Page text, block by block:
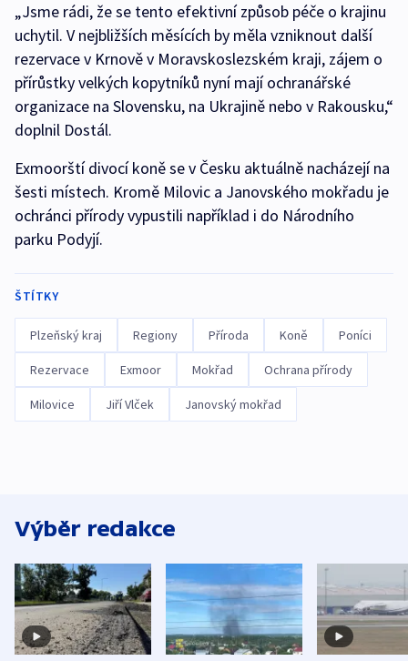
„Jsme rádi, že se tento efektivní způsob péče o krajinu
uchytil. V nejbližších měsících by měla vzniknout další
rezervace v Krnově v Moravskoslezském kraji, zájem o
přírůstky velkých kopytníků nyní mají ochranářské
organizace na Slovensku, na Ukrajině nebo v Rakousku,“
doplnil Dostál.
Exmoorští divocí koně se v Česku aktuálně nacházejí na
šesti místech. Kromě Milovic a Janovského mokřadu je
ochránci přírody vypustili například i do Národního
parku Podyjí.
ŠTÍTKY
Plzeňský kraj Regiony Příroda Koně Poníci
Rezervace Exmoor Mokřad Ochrana přírody
Milovice Jiří Vlček Janovský mokřad
Výběr redakce